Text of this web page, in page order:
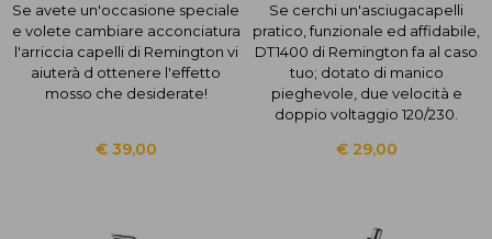
Se avete un'occasione speciale
e volete cambiare acconciatura
l'arriccia capelli di Remington vi
aiuterà d ottenere l'effetto
mosso che desiderate!
€ 39,00
Se cerchi un'asciugacapelli
pratico, funzionale ed affidabile,
DT1400 di Remington fa al caso
tuo; dotato di manico
pieghevole, due velocità e
doppio voltaggio 120/230.
€ 29,00